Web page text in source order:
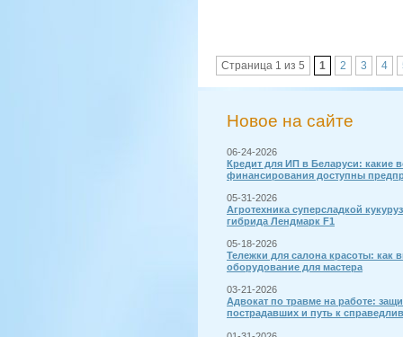
Страница 1 из 5 1 2 3 4
Новое на сайте
06-24-2026
Кредит для ИП в Беларуси: какие
финансирования доступны
05-31-2026
Агротехника суперсладкой
гибрида Лендмарк F1
05-18-2026
Тележки для салона красоты: как
оборудование для мастера
03-21-2026
Адвокат по травме на работе:
пострадавших и путь к